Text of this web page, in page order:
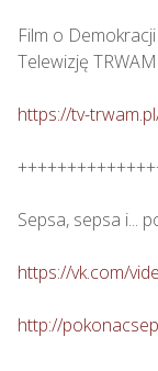
Film o
Telewizję TRWAM
https://tv-
Sepsa, sepsa i...
https://vk.com/
http://